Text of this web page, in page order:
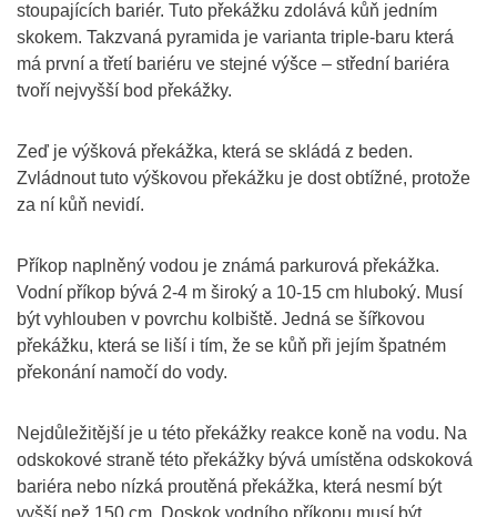
stoupajících bariér. Tuto překážku zdolává kůň jedním
skokem. Takzvaná pyramida je varianta triple-baru která
má první a třetí bariéru ve stejné výšce – střední bariéra
tvoří nejvyšší bod překážky.
Zeď je výšková překážka, která se skládá z beden.
Zvládnout tuto výškovou překážku je dost obtížné, protože
za ní kůň nevidí.
Příkop naplněný vodou je známá parkurová překážka.
Vodní příkop bývá 2-4 m široký a 10-15 cm hluboký. Musí
být vyhlouben v povrchu kolbiště. Jedná se šířkovou
překážku, která se liší i tím, že se kůň při jejím špatném
překonání namočí do vody.
Nejdůležitější je u této překážky reakce koně na vodu. Na
odskokové straně této překážky bývá umístěna odskoková
bariéra nebo nízká proutěná překážka, která nesmí být
vyšší než 150 cm. Doskok vodního příkopu musí být